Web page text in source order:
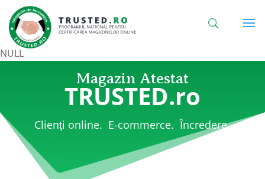
NULL
Magazin Atestat
TRUSTED.ro
Clienți online. E-commerce. Încredere.